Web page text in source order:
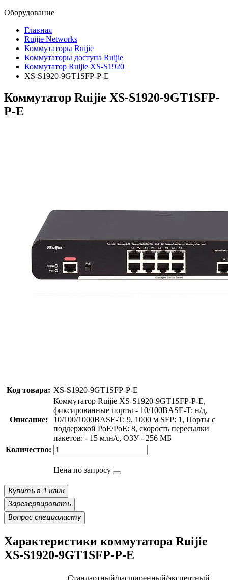
Оборудование
Главная
Ruijie Networks
Коммутаторы Ruijie
Коммутаторы доступа Ruijie
Коммутатор Ruijie XS-S1920
XS-S1920-9GT1SFP-P-E
Коммутатор Ruijie XS-S1920-9GT1SFP-
P-E
Код товара: XS-S1920-9GT1SFP-P-E
Описание:
Коммутатор Ruijie XS-S1920-9GT1SFP-P-E,
фиксированные порты - 10/100BASE-T: н/д,
10/100/1000BASE-T: 9, 1000 м SFP: 1, Порты с
поддержкой PoE/PoE: 8, скорость пересылки
пакетов: - 15 млн/с, ОЗУ - 256 МБ
Количество:
Цена по запросу
Купить в 1 клик
Зарезервировать
Вопрос специалисту
Характеристики коммутатора Ruijie
XS-S1920-9GT1SFP-P-E
Стандартный/расширенный/экспертный